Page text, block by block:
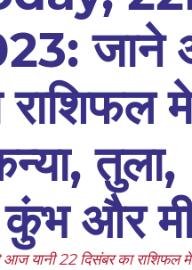
जाने
राशिफल
तुला,
और
22 दिसंबर का राशिफल